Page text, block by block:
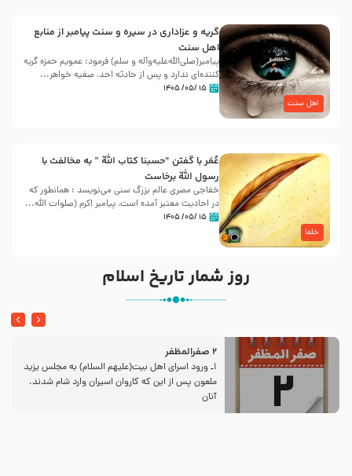
اهل سنت
گریه و عزاداری در سیره و سنت پیامبر از منابع
اهل سنت
پیامبر(صلی‌الله‌علیه‌وآله و سلم) فرمود: عمویم حمزه گریه
کننده‌ای ندارد و پس از حادثه احد، صفیه خواهر...
۱۵ /۰۵/ ۱۴۰۵
خلفا
عُمَر با گفتن “حسبنا كتاب اللّه ” به مخالفت با
رسول اللّه برخاست
خفاجی مصری عالم بزرگ سنی می‌نویسد : همانطور که
در احادیث معتبر آمده است، پیامبر اکرم (صلوات اللّه...
۱۵ /۰۵/ ۱۴۰۵
روز شمار تاریخ اسلام
2 صفرالمظفر
1ـ ورود اسراى اهل بیت‌(علیهم السلام) به مجلس یزید
ملعون پس از این كه كاروان اسیران وارد شام شدند،
آنان